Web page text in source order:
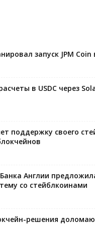
запуск JPM
в USDC через
поддержку своего
Англии
со стейблкоинами
решения